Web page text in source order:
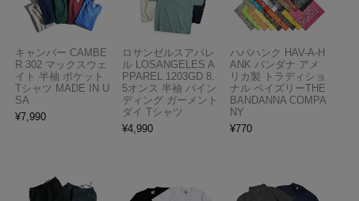
キャンバー CAMBE
R 302 マックスウェ
イト 半袖 ポケット
Tシャツ MADE IN U
SA
¥7,990
ロサンゼルスアパレ
ル LOSANGELES A
PPAREL 1203GD 8.
5オンス 半袖 バイン
ディング ガーメント
ダイ Tシャツ
¥4,990
ハバハンク HAV-A-H
ANK バンダナ アメ
リカ製 トラディショ
ナル ペイズリーTHE
BANDANNA COMPA
NY
¥770